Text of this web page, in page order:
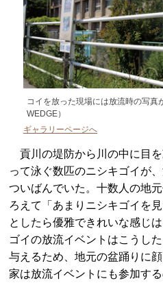
コイを放った現場には放流時の写真
WEDGE）
ギャラリーページへ
貢川の堤防から川の中に目
って泳ぐ数匹のニシキゴイが
ついばんでいた。十数人の地
ろえて「あまりニシキゴイを
としたら優雅できれいな感じ
ゴイの放流イベントはこうし
与えるため、地元の盆踊りに
家は放流イベントにも参加する